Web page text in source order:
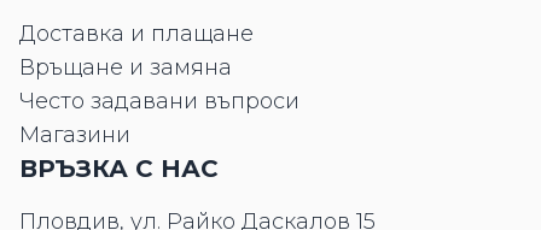
Доставка и плащане
Връщане и замяна
Често задавани въпроси
Магазини
ВРЪЗКА С НАС
Пловдив, ул. Райко Даскалов 15